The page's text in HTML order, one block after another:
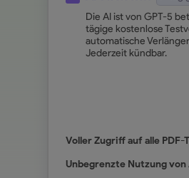
Die AI ist von GPT-5
tägige kostenlose
automatische
Jederzeit kündbar.
Voller Zugriff auf alle PDF-
Unbegrenzte Nutzung